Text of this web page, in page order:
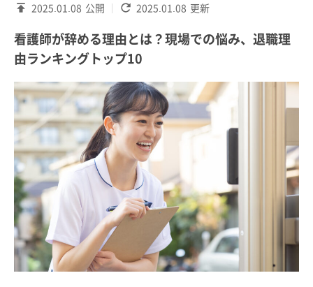
2025.01.08 公開 2025.01.08 更新
看護師が辞める理由とは？現場での悩み、退職理
由ランキングトップ10